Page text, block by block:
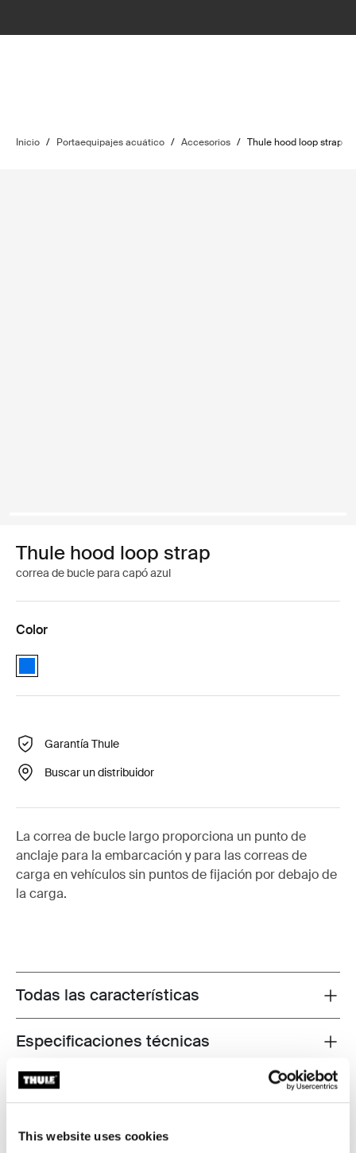
This website uses cookies
Inicio / Portaequipajes acuático / Accesorios / Thule hood loop strap
Thule hood loop strap
correa de bucle para capó azul
Color
Thule hood loop strap Azul (selected)
Garantía Thule
Buscar un distribuidor
La correa de bucle largo proporciona un punto de
anclaje para la embarcación y para las correas de
carga en vehículos sin puntos de fijación por debajo de
la carga.
Toggle features
Todas las características
Toggle techspec
Especificaciones técnicas